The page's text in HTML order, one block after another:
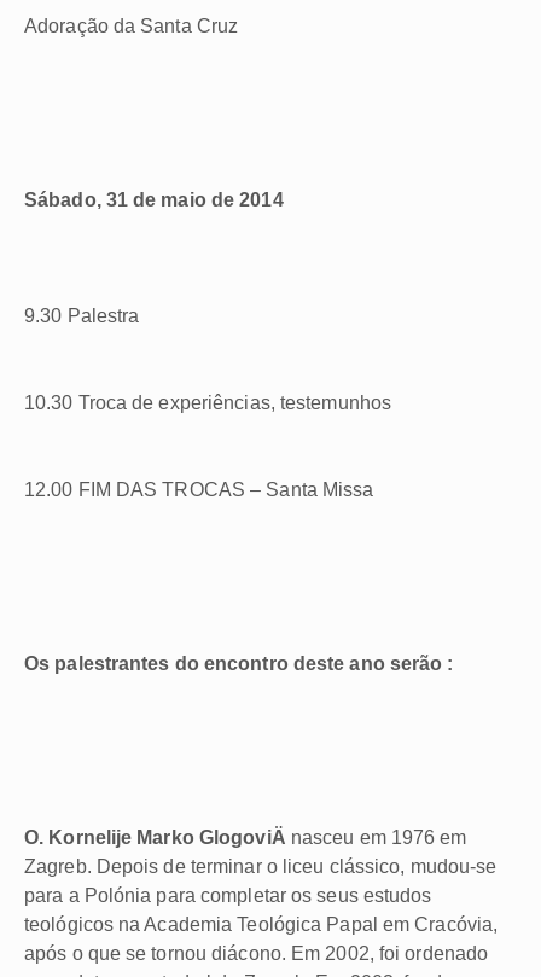
Adoração da Santa Cruz
Sábado, 31 de maio de 2014
9.30 Palestra
10.30 Troca de experiências, testemunhos
12.00 FIM DAS TROCAS – Santa Missa
Os palestrantes do encontro deste ano serão :
O. Kornelije Marko GlogoviÄ nasceu em 1976 em
Zagreb. Depois de terminar o liceu clássico, mudou-se
para a Polónia para completar os seus estudos
teológicos na Academia Teológica Papal em Cracóvia,
após o que se tornou diácono. Em 2002, foi ordenado